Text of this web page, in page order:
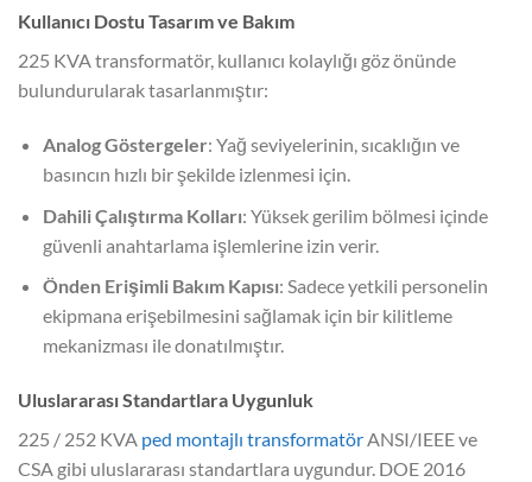
Kullanıcı Dostu Tasarım ve Bakım
225 KVA transformatör, kullanıcı kolaylığı göz önünde
bulundurularak tasarlanmıştır:
Analog Göstergeler: Yağ seviyelerinin, sıcaklığın ve
basıncın hızlı bir şekilde izlenmesi için.
Dahili Çalıştırma Kolları: Yüksek gerilim bölmesi içinde
güvenli anahtarlama işlemlerine izin verir.
Önden Erişimli Bakım Kapısı: Sadece yetkili personelin
ekipmana erişebilmesini sağlamak için bir kilitleme
mekanizması ile donatılmıştır.
Uluslararası Standartlara Uygunluk
225 / 252 KVA ped montajlı transformatörANSI/IEEE ve
CSA gibi uluslararası standartlara uygundur. DOE 2016